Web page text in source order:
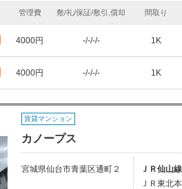
管理費 敷/礼/保証/敷引,償却 間取り
4000円 -/-/-/- 1K
4000円 -/-/-/- 1K
賃貸マンション
カノープス
宮城県仙台市青葉区通町２
ＪＲ仙山
ＪＲ東北